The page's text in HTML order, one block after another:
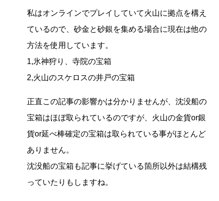
私はオンラインでプレイしていて火山に拠点を構え
ているので、砂金と砂銀を集める場合に現在は他の
方法を使用しています。
1,氷神狩り、寺院の宝箱
2,火山のスケロスの井戸の宝箱
正直この記事の影響かは分かりませんが、沈没船の
宝箱はほぼ取られているのですが、火山の金貨or銀
貨or延べ棒確定の宝箱は取られている事がほとんど
ありません。
沈没船の宝箱も記事に挙げている箇所以外は結構残
っていたりもしますね。